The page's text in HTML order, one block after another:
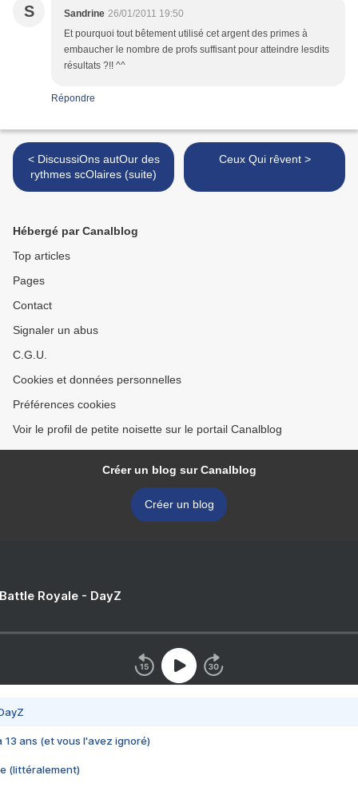
S Sandrine 26/01/2011 19:50
Et pourquoi tout bêtement utilisé cet argent des primes à
embaucher le nombre de profs suffisant pour atteindre lesdits
résultats ?!! ^^
Répondre
< DiscussiOns autOur des
rythmes scOlaires (suite)
Ceux Qui rêvent >
Hébergé par Canalblog
Top articles
Pages
Contact
Signaler un abus
C.G.U.
Cookies et données personnelles
Préférences cookies
Voir le profil de petite noisette sur le portail Canalblog
Créer un blog sur Canalblog
Créer un blog
Royale - DayZ
13 ans (et vous l'avez ignoré)
(littéralement)